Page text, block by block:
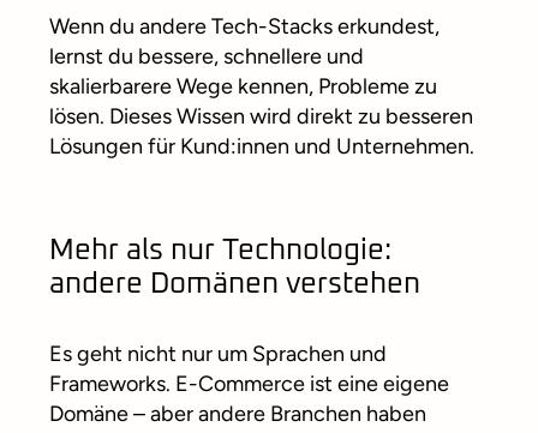
Wenn du andere Tech-Stacks erkundest,
lernst du bessere, schnellere und
skalierbarere Wege kennen, Probleme zu
lösen. Dieses Wissen wird direkt zu besseren
Lösungen für Kund:innen und Unternehmen.
Mehr als nur Technologie:
andere Domänen verstehen
Es geht nicht nur um Sprachen und
Frameworks. E-Commerce ist eine eigene
Domäne – aber andere Branchen haben